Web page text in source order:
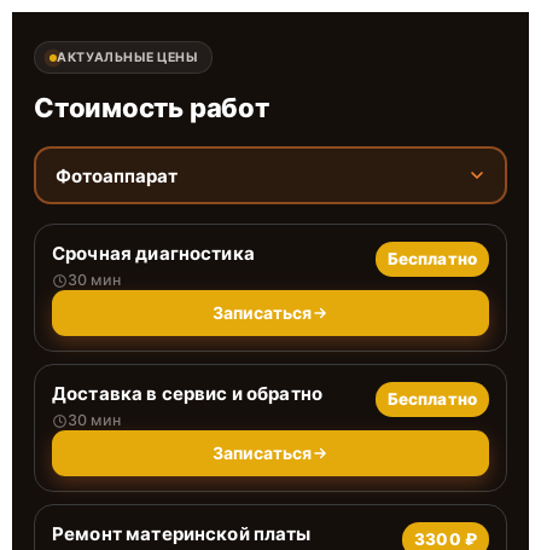
АКТУАЛЬНЫЕ ЦЕНЫ
Стоимость работ
Фотоаппарат
Срочная диагностика
30 мин
Бесплатно
Записаться
Доставка в сервис и обратно
30 мин
Бесплатно
Записаться
Ремонт материнской платы 3300 ₽